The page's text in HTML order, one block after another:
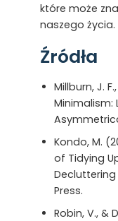
które może
naszego życia.
Źródła
Millburn, J.
Minimalism:
Kondo, M.
of Tidying
Decluttering
Press.
Robin, V., &